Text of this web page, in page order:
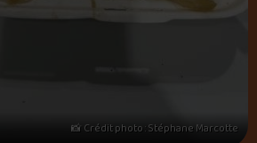
📸 Crédit photo : Stéphane Marcotte